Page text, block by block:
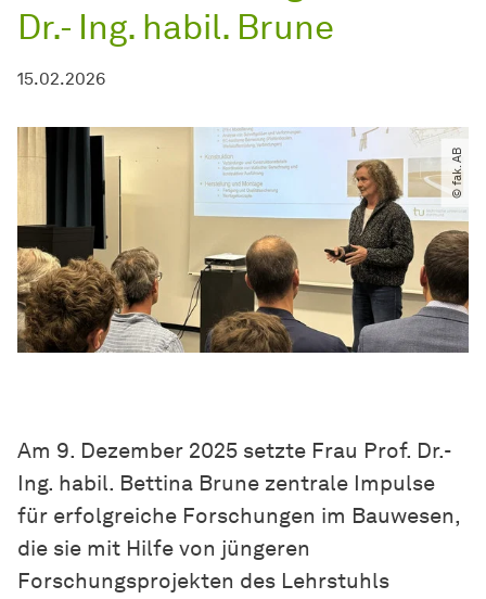
Dr.- Ing. habil. Brune
15.02.2026
© fak. AB
Am 9. Dezember 2025 setzte Frau Prof. Dr.-
Ing. habil. Bettina Brune zentrale Impulse
für erfolgreiche Forschungen im Bauwesen,
die sie mit Hilfe von jüngeren
Forschungsprojekten des Lehrstuhls